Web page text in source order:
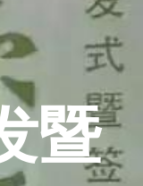
暨